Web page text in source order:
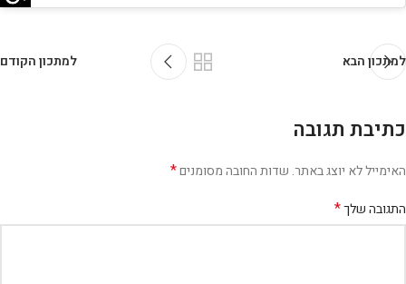
למתכון הבא למתכון הקודם
כתיבת תגובה
האימייל לא יוצג באתר. שדות החובה מסומנים*
התגובה שלך*